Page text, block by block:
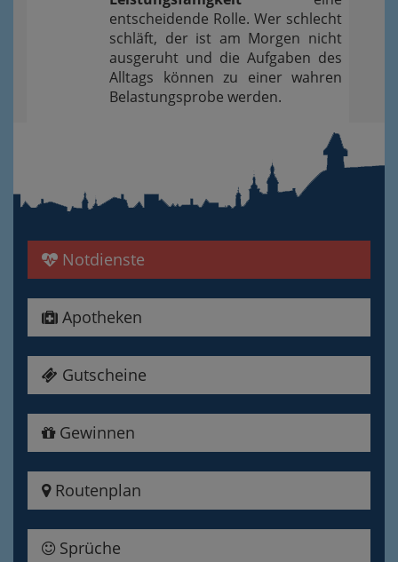
entscheidende Rolle. Wer schlecht
schläft, der ist am Morgen nicht
ausgeruht und die Aufgaben des
Alltags können zu einer wahren
Belastungsprobe werden.
Notdienste
Apotheken
Gutscheine
Gewinnen
Routenplan
Sprüche